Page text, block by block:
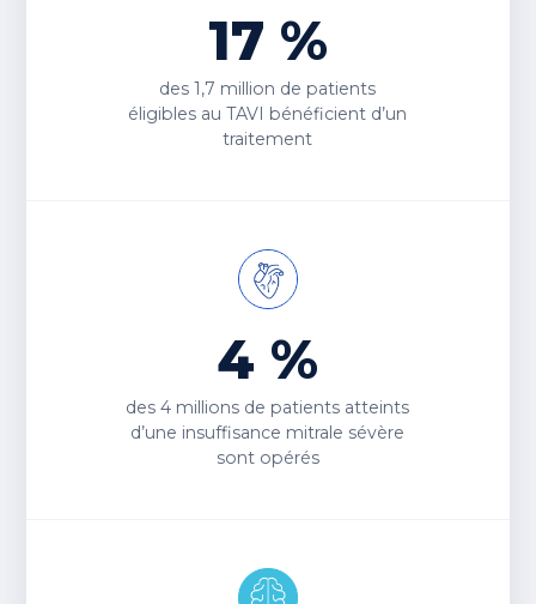
17 %
des1,7 million de patients
éligibles au TAVI bénéficient d’un
traitement
4 %
des4 millions de patients atteints
d’une insuffisance mitrale sévère
sont opérés